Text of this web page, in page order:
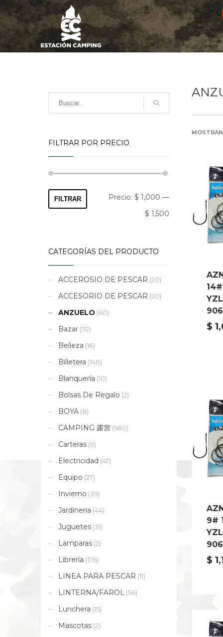
$
9#
$
FILTRAR POR PRECIO
FILTRAR Precio: $ 1,000 —
$ 1,500
CATEGORÍAS DEL PRODUCTO
ACCEROSIO DE PESCAR (20)
ACCESORIO DE PESCAR (20)
ANZUELO (60)
Bazar (112)
Belleza (16)
Billetera (140)
Blanquería (10)
Bolsas De Regalo (2)
BOYA (8)
CAMPING 露营 (580)
Carteras (9)
Electricidad (47)
Equipo (27)
Invierno (39)
Jardineria (44)
Juguetes (31)
Lamparas (2)
Librería (176)
LINEA PARA PESCAR (11)
LINTERNA/FAROL (56)
Lunchera (15)
Mascotas (2)